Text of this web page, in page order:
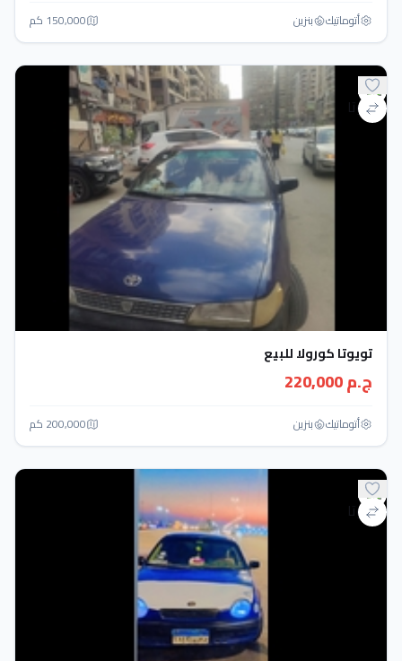
أتوماتيك‎ بنزين 150,000 كم
تويوتا كورولا للبيع
ج.م 220,000
أتوماتيك‎ بنزين 200,000 كم